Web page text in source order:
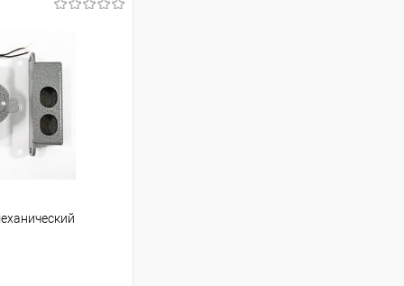
К сравнению
Под заказ